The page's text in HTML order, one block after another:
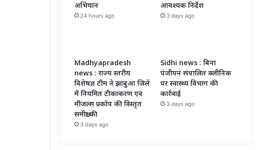
अभियान
24 hours ago
आवश्यक निर्देश
3 days ago
Madhyapradesh
news : राज्य स्तरीय
विशेषज्ञ टीम ने झाबुआ जिले
में नियमित टीकाकरण एवं
मीजल्स प्रकोप की विस्तृत
समीक्षा की
3 days ago
Sidhi news : बिना
पंजीयन संचालित क्लीनिक
पर स्वास्थ्य विभाग की
कार्रवाई
3 days ago